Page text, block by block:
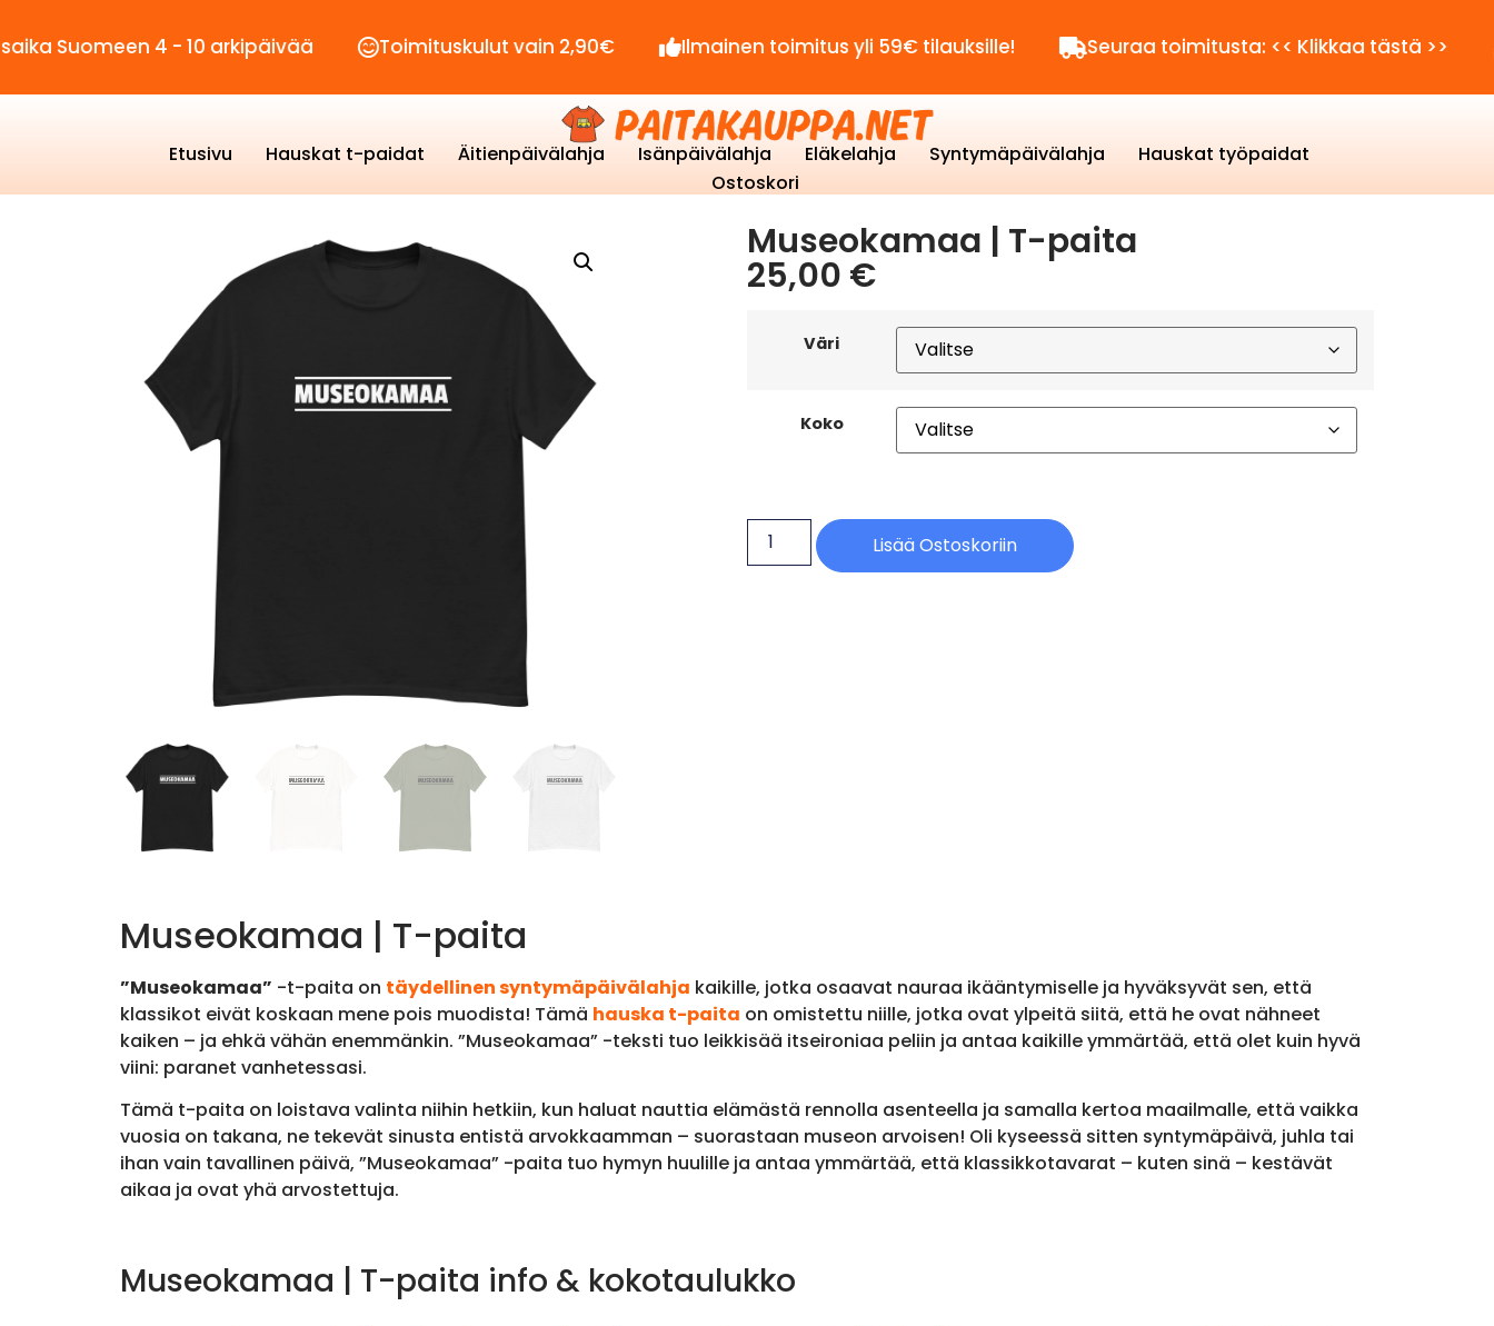
4 - 10 arkipäivää Toimituskulut vain 2,90€ Ilmainen toimitus yli 59€ tilauksille! Seuraa toimitusta: << Klikkaa tästä >>
Etusivu Hauskat t-paidat Äitienpäivälahja Isänpäivälahja Eläkelahja Syntymäpäivälahja
Hauskat työpaidat
Ostoskori
Museokamaa | T-paita
25,00 €
Väri
Koko
Lisää Ostoskoriin
Museokamaa | T-paita
”Museokamaa” -t-paita on täydellinen syntymäpäivälahja kaikille, jotka osaavat nauraa ikääntymiselle ja hyväksyvät sen, että
klassikot eivät koskaan mene pois muodista! Tämä hauska t-paita on omistettu niille, jotka ovat ylpeitä siitä, että he ovat nähneet
kaiken – ja ehkä vähän enemmänkin. ”Museokamaa” -teksti tuo leikkisää itseironiaa peliin ja antaa kaikille ymmärtää, että olet kuin hyvä
viini: paranet vanhetessasi.
Tämä t-paita on loistava valinta niihin hetkiin, kun haluat nauttia elämästä rennolla asenteella ja samalla kertoa maailmalle, että vaikka
vuosia on takana, ne tekevät sinusta entistä arvokkaamman – suorastaan museon arvoisen! Oli kyseessä sitten syntymäpäivä, juhla tai
ihan vain tavallinen päivä, ”Museokamaa” -paita tuo hymyn huulille ja antaa ymmärtää, että klassikkotavarat – kuten sinä – kestävät
aikaa ja ovat yhä arvostettuja.
Museokamaa | T-paita info & kokotaulukko